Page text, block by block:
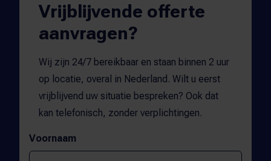
Vrijblijvende offerte
aanvragen?
Wij zijn 24/7 bereikbaar en staan binnen 2 uur
op locatie, overal in Nederland. Wilt u eerst
vrijblijvend uw situatie bespreken? Ook dat
kan telefonisch, zonder verplichtingen.
Voornaam